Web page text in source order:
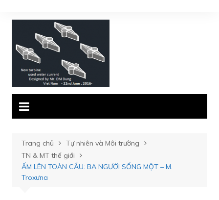
đến
Trang chủ
Tự nhiên và Môi trường
TN & MT thế giới
ẤM LÊN TOÀN CẦU: BA NGƯỜI SỐNG MỘT – M.
Troxưna